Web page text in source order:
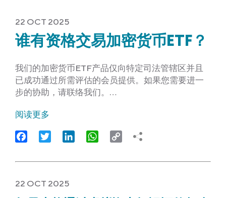
22 OCT 2025
谁有资格交易加密货币ETF？
我们的加密货币ETF产品仅向特定司法管辖区并且
已成功通过所需评估的会员提供。如果您需要进一
步的协助，请联络我们。…
阅读更多
FacebookTwitter LinkedIn WhatsApp
Copy
22 OCT 2025